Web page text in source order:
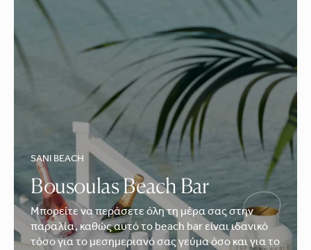
SANI BEACH
Bousoulas Beach Bar
Μπορείτε να περάσετε όλη τη μέρα σας στην
παραλία, καθώς αυτό το beach bar είναι ιδανικό
τόσο για το μεσημεριανό σας γεύμα όσο και για το